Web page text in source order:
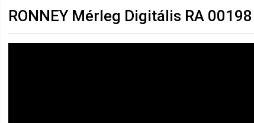
RONNEY Mérleg Digitális RA 00198